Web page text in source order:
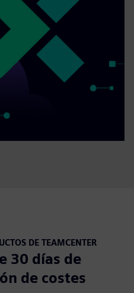
DE TEAMCENTER
30 días de
de costes